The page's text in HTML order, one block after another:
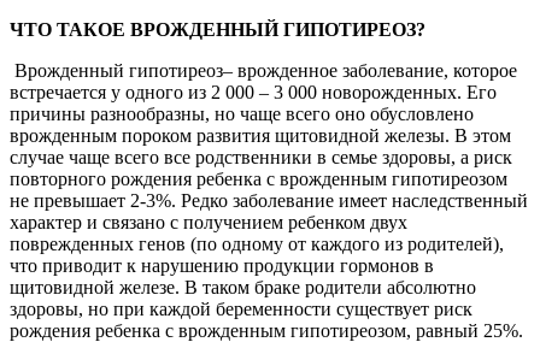
ЧТО ТАКОЕ ВРОЖДЕННЫЙ ГИПОТИРЕОЗ?
Врожденный гипотиреоз– врожденное заболевание, которое
встречается у одного из 2 000 – 3 000 новорожденных. Его
причины разнообразны, но чаще всего оно обусловлено
врожденным пороком развития щитовидной железы. В этом
случае чаще всего все родственники в семье здоровы, а риск
повторного рождения ребенка с врожденным гипотиреозом
не превышает 2-3%. Редко заболевание имеет наследственный
характер и связано с получением ребенком двух
поврежденных генов (по одному от каждого из родителей),
что приводит к нарушению продукции гормонов в
щитовидной железе. В таком браке родители абсолютно
здоровы, но при каждой беременности существует риск
рождения ребенка с врожденным гипотиреозом, равный 25%.